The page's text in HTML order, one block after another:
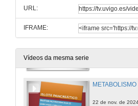
URL:
IFRAME:
Vídeos da mesma serie
21 de nov. de 2024
NUTRICIÓN
22 de nov. de